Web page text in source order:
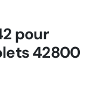
pour
42800